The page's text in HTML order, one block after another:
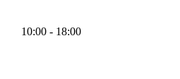
10:00 - 18:00